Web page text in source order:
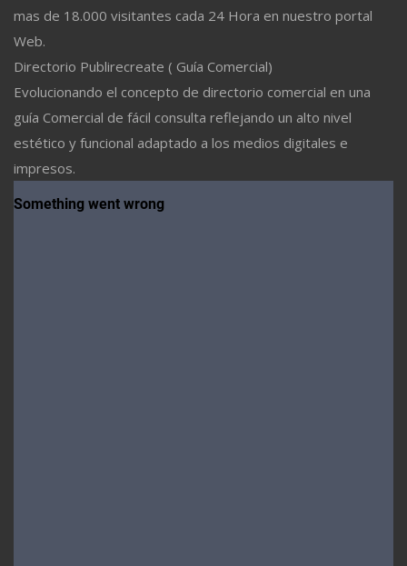
mas de 18.000 visitantes cada 24 Hora en nuestro portal
Web.
Directorio Publirecreate ( Guía Comercial)
Evolucionando el concepto de directorio comercial en una
guía Comercial de fácil consulta reflejando un alto nivel
estético y funcional adaptado a los medios digitales e
impresos.